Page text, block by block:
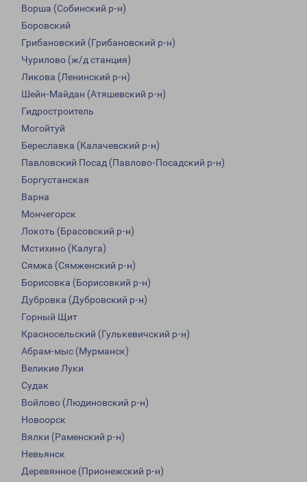
Ворша (Собинский р-н)
Боровский
Грибановский (Грибановский р-н)
Чурилово (ж/д станция)
Ликова (Ленинский р-н)
Шейн-Майдан (Атяшевский р-н)
Гидростроитель
Могойтуй
Береславка (Калачевский р-н)
Павловский Посад (Павлово-Посадский р-н)
Боргустанская
Варна
Мончегорск
Локоть (Брасовский р-н)
Мстихино (Калуга)
Сямжа (Сямженский р-н)
Борисовка (Борисовкий р-н)
Дубровка (Дубровский р-н)
Горный Щит
Красносельский (Гулькевичский р-н)
Абрам-мыс (Мурманск)
Великие Луки
Судак
Войлово (Людиновский р-н)
Новоорск
Вялки (Раменский р-н)
Невьянск
Деревянное (Прионежский р-н)